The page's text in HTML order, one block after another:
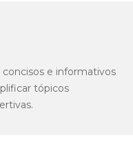
e informativos
tópicos